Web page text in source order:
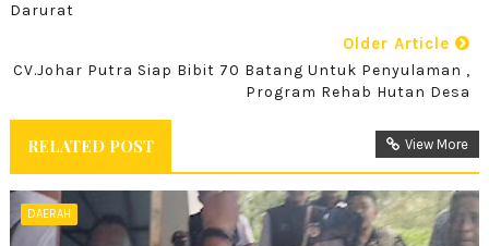
Darurat
Older Article
CV.Johar Putra Siap Bibit 70 Batang Untuk Penyulaman ,
Program Rehab Hutan Desa
RELATED POST View More
DAERAH